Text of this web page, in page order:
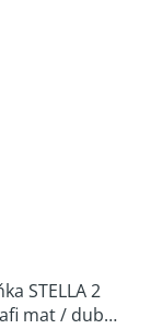
STELLA 2
mat / dub